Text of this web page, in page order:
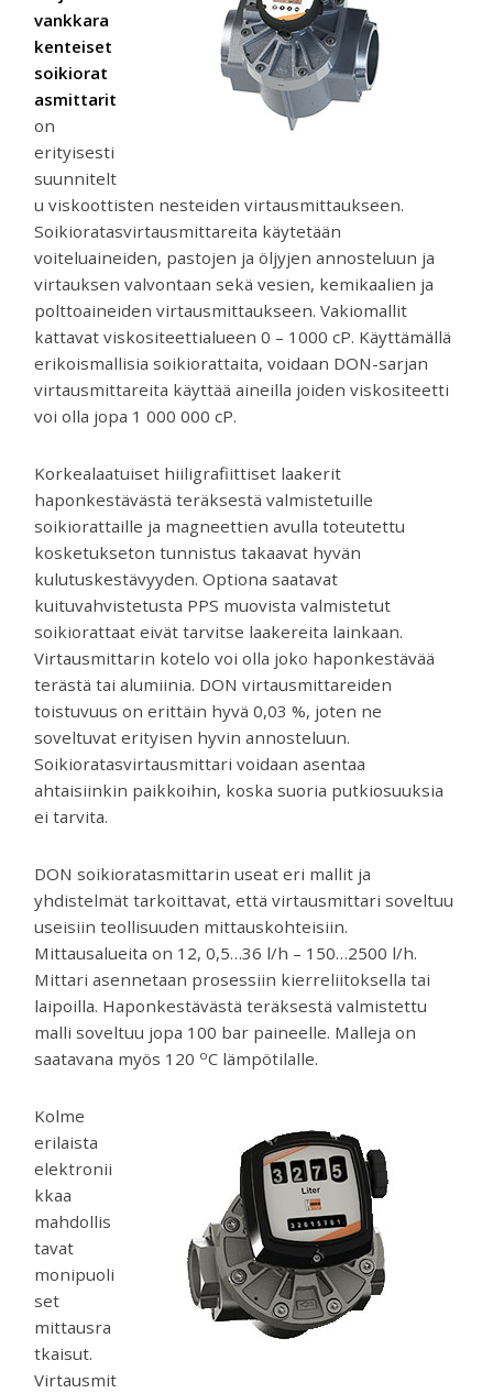
venttiilejä
mittareita.
vankkara
kenteiset
soikiorat
asmittarit
on
erityisesti
suunnitelt
u viskoottisten nesteiden virtausmittaukseen.
Soikioratasvirtausmittareita käytetään
voiteluaineiden, pastojen ja öljyjen annosteluun ja
virtauksen valvontaan sekä vesien, kemikaalien ja
polttoaineiden virtausmittaukseen. Vakiomallit
kattavat viskositeettialueen 0 – 1000 cP. Käyttämällä
erikoismallisia soikiorattaita, voidaan DON-sarjan
virtausmittareita käyttää aineilla joiden viskositeetti
voi olla jopa 1 000 000 cP.
Korkealaatuiset hiiligrafiittiset laakerit
haponkestävästä teräksestä valmistetuille
soikiorattaille ja magneettien avulla toteutettu
kosketukseton tunnistus takaavat hyvän
kulutuskestävyyden. Optiona saatavat
kuituvahvistetusta PPS muovista valmistetut
soikiorattaat eivät tarvitse laakereita lainkaan.
Virtausmittarin kotelo voi olla joko haponkestävää
terästä tai alumiinia. DON virtausmittareiden
toistuvuus on erittäin hyvä 0,03 %, joten ne
soveltuvat erityisen hyvin annosteluun.
Soikioratasvirtausmittari voidaan asentaa
ahtaisiinkin paikkoihin, koska suoria putkiosuuksia
ei tarvita.
DON soikioratasmittarin useat eri mallit ja
yhdistelmät tarkoittavat, että virtausmittari soveltuu
useisiin teollisuuden mittauskohteisiin.
Mittausalueita on 12, 0,5…36 l/h – 150…2500 l/h.
Mittari asennetaan prosessiin kierreliitoksella tai
laipoilla. Haponkestävästä teräksestä valmistettu
malli soveltuu jopa 100 bar paineelle. Malleja on
saatavana myös 120 oC lämpötilalle.
Kolme
erilaista
elektronii
kkaa
mahdollis
tavat
monipuoli
set
mittausra
tkaisut.
Virtausmit